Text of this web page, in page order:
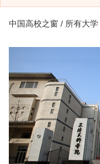
中国高校之窗 / 所有大学